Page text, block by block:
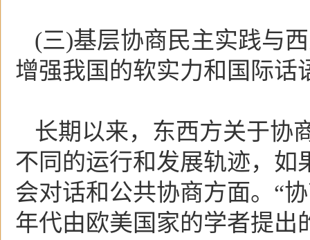
(三)基层协商民主实践与
增强我国的软实力和国际话
长期以来，东西方关于协
不同的运行和发展轨迹，如
会对话和公共协商方面。“
年代由欧美国家的学者提出